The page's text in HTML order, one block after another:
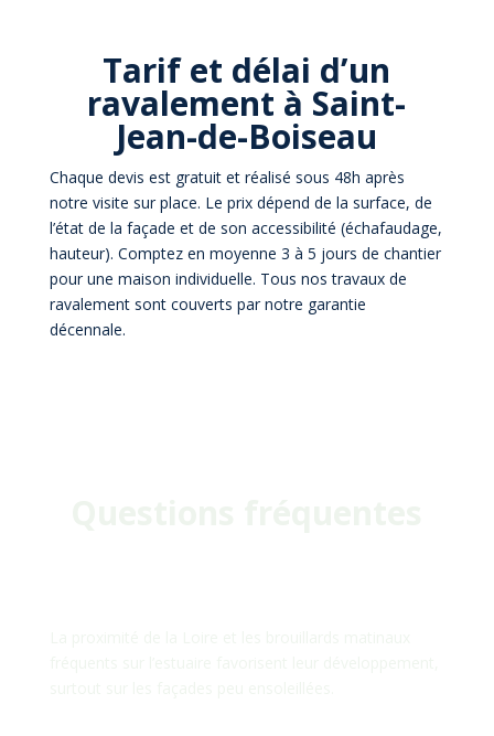
Tarif et délai d’un
ravalement à Saint-
Jean-de-Boiseau
Chaque devis est gratuit et réalisé sous 48h après
notre visite sur place. Le prix dépend de la surface, de
l’état de la façade et de son accessibilité (échafaudage,
hauteur). Comptez en moyenne 3 à 5 jours de chantier
pour une maison individuelle. Tous nos travaux de
ravalement sont couverts par notre garantie
décennale.